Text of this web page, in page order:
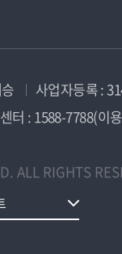
사업자등록 :
터 : 1588-7788(이
ALL RIGHTS